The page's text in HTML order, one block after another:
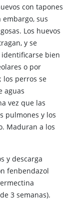
con tapones
sus
Los huevos
y se
identificarse bien
o por
los perros se
aguas
vez que las
pulmones y los
Maduran a los
y descarga
fenbendazol
3 semanas).